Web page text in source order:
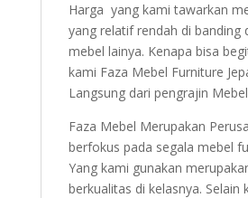
Harga yang kami tawarkan
yang relatif rendah di banding
mebel lainya. Kenapa bisa
kami Faza Mebel Furniture
Langsung dari pengrajin
Faza Mebel Merupakan
berfokus pada segala mebel
Yang kami gunakan
berkualitas di kelasnya. Selain